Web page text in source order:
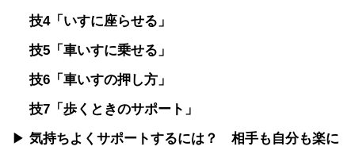
技4「いすに座らせる」
技5「車いすに乗せる」
技6「車いすの押し方」
技7「歩くときのサポート」
▶ 気持ちよくサポートするには？ 相手も自分も楽に